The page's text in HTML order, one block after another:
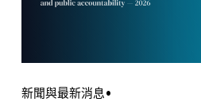
新聞與最新消息